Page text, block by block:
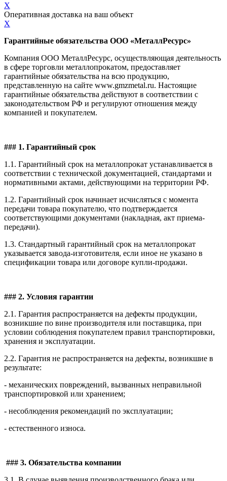
X
Оперативная доставка на ваш объект
X
Гарантийные обязательства ООО «МеталлРесурс»
Компания ООО МеталлРесурс, осуществляющая деятельность
в сфере торговли металлопрокатом, предоставляет
гарантийные обязательства на всю продукцию,
представленную на сайте www.gmzmetal.ru. Настоящие
гарантийные обязательства действуют в соответствии с
законодательством РФ и регулируют отношения между
компанией и покупателем.
### 1. Гарантийный срок
1.1. Гарантийный срок на металлопрокат устанавливается в
соответствии с технической документацией, стандартами и
нормативными актами, действующими на территории РФ.
1.2. Гарантийный срок начинает исчисляться с момента
передачи товара покупателю, что подтверждается
соответствующими документами (накладная, акт приема-
передачи).
1.3. Стандартный гарантийный срок на металлопрокат
указывается завода-изготовителя, если иное не указано в
спецификации товара или договоре купли-продажи.
### 2. Условия гарантии
2.1. Гарантия распространяется на дефекты продукции,
возникшие по вине производителя или поставщика, при
условии соблюдения покупателем правил транспортировки,
хранения и эксплуатации.
2.2. Гарантия не распространяется на дефекты, возникшие в
результате:
- механических повреждений, вызванных неправильной
транспортировкой или хранением;
- несоблюдения рекомендаций по эксплуатации;
- естественного износа.
### 3. Обязательства компании